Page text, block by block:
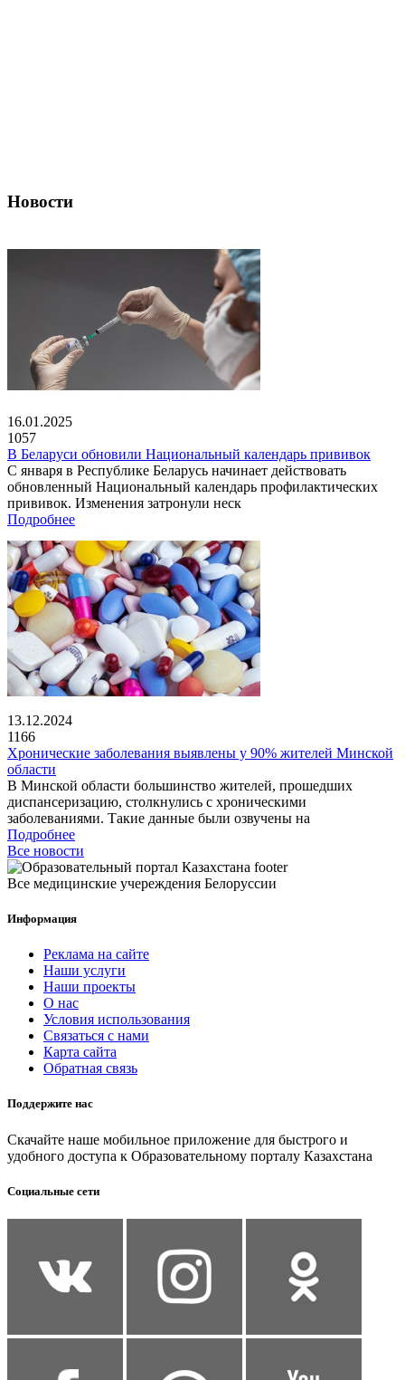
Новости
16.01.2025
1057
В Беларуси обновили Национальный календарь прививок
С января в Республике Беларусь начинает действовать
обновленный Национальный календарь профилактических
прививок. Изменения затронули неск
Подробнее
13.12.2024
1166
Хронические заболевания выявлены у 90% жителей Минской
области
В Минской области большинство жителей, прошедших
диспансеризацию, столкнулись с хроническими
заболеваниями. Такие данные были озвучены на
Подробнее
Все новости
Все медицинские учереждения Белоруссии
Информация
Реклама на сайте
Наши услуги
Наши проекты
О нас
Условия использования
Связаться с нами
Карта сайта
Обратная связь
Поддержите нас
Скачайте наше мобильное приложение для быстрого и
удобного доступа к Образовательному порталу Казахстана
Социальные сети